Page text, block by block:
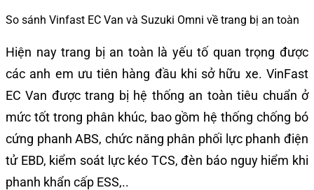
So sánh Vinfast EC Van và Suzuki Omni về trang bị an toàn
Hiện nay trang bị an toàn là yếu tố quan trọng được
các anh em ưu tiên hàng đầu khi sở hữu xe. VinFast
EC Van được trang bị hệ thống an toàn tiêu chuẩn ở
mức tốt trong phân khúc, bao gồm hệ thống chống bó
cứng phanh ABS, chức năng phân phối lực phanh điện
tử EBD, kiểm soát lực kéo TCS, đèn báo nguy hiểm khi
phanh khẩn cấp ESS,..